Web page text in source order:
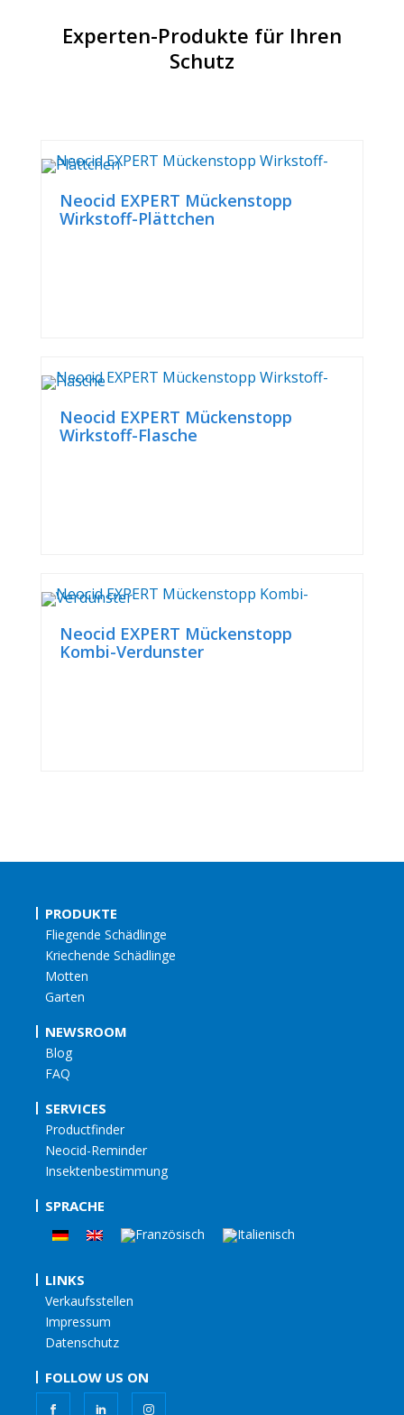
Experten-Produkte für Ihren
Schutz
Neocid EXPERT Mückenstopp
Wirkstoff-Plättchen
Neocid EXPERT Mückenstopp
Wirkstoff-Flasche
Neocid EXPERT Mückenstopp
Kombi-Verdunster
PRODUKTE
Fliegende Schädlinge
Kriechende Schädlinge
Motten
Garten
NEWSROOM
Blog
FAQ
SERVICES
Productfinder
Neocid-Reminder
Insektenbestimmung
SPRACHE
LINKS
Verkaufsstellen
Impressum
Datenschutz
FOLLOW US ON